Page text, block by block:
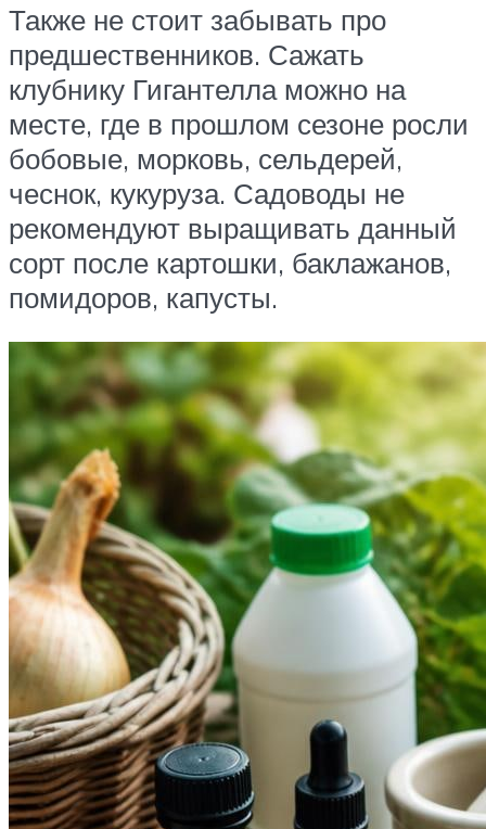
Также не стоит забывать про
предшественников. Сажать
клубнику Гигантелла можно на
месте, где в прошлом сезоне росли
бобовые, морковь, сельдерей,
чеснок, кукуруза. Садоводы не
рекомендуют выращивать данный
сорт после картошки, баклажанов,
помидоров, капусты.